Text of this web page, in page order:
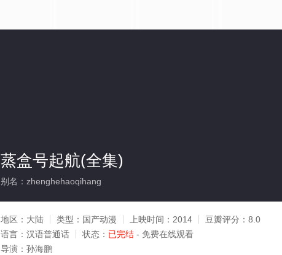
蒸盒号起航(全集)
别名：zhenghehaoqihang
地区： 大陆 类型： 国产动漫 上映时间： 2014 豆瓣评分： 8.0
语言： 汉语普通话 状态： 已完结 - 免费在线观看
导演： 孙海鹏